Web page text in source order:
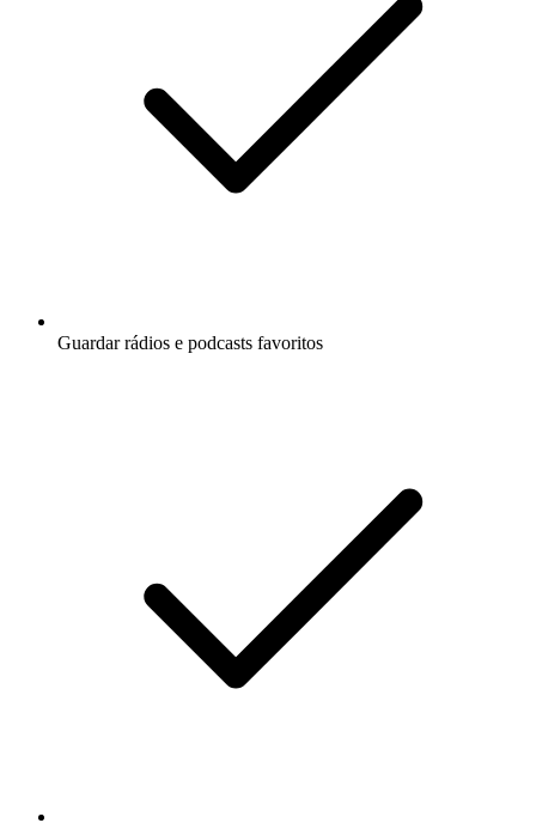
Guardar rádios e podcasts favoritos